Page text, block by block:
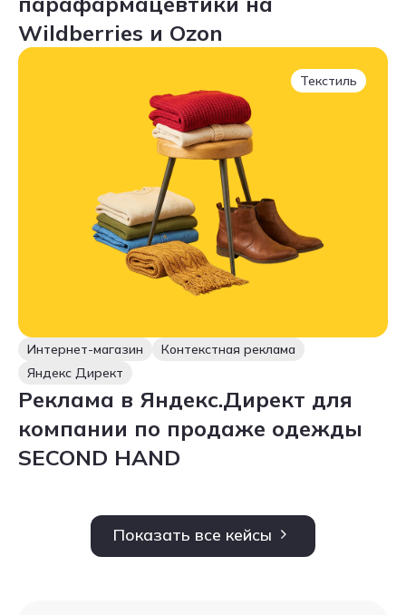
Wildberries и Ozon
Текстиль
Интернет-магазин
Контекстная реклама
Яндекс Директ
Реклама в Яндекс.Директ для
компании по продаже одежды
SECOND HAND
Показать все кейсы